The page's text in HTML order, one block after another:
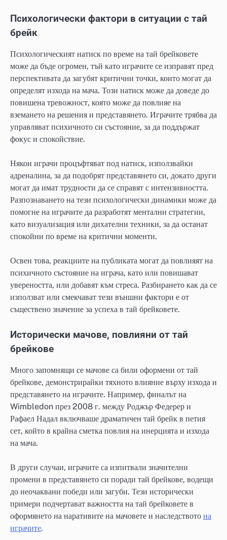
Психологически фактори в ситуации с тай
брейк
Психологическият натиск по време на тай брейковете
може да бъде огромен, тъй като играчите се изправят пред
перспективата да загубят критични точки, които могат да
определят изхода на мача. Този натиск може да доведе до
повишена тревожност, която може да повлияе на
вземането на решения и представянето. Играчите трябва да
управляват психичното си състояние, за да поддържат
фокус и спокойствие.
Някои играчи процъфтяват под натиск, използвайки
адреналина, за да подобрят представянето си, докато други
могат да имат трудности да се справят с интензивността.
Разпознаването на тези психологически динамики може да
помогне на играчите да разработят ментални стратегии,
като визуализация или дихателни техники, за да останат
спокойни по време на критични моменти.
Освен това, реакциите на публиката могат да повлияят на
психичното състояние на играча, като или повишават
увереността, или добавят към стреса. Разбирането как да се
използват или смекчават тези външни фактори е от
съществено значение за успеха в тай брейковете.
Исторически мачове, повлияни от тай
брейкове
Много запомнящи се мачове са били оформени от тай
брейкове, демонстрирайки тяхното влияние върху изхода и
представянето на играчите. Например, финалът на
Wimbledon през 2008 г. между Роджър Федерер и
Рафаел Надал включваше драматичен тай брейк в петия
сет, който в крайна сметка повлия на инерцията и изхода
на мача.
В други случаи, играчите са изпитвали значителни
промени в представянето си поради тай брейкове, водещи
до неочаквани победи или загуби. Тези исторически
примери подчертават важността на тай брейковете в
оформянето на наративите на мачовете и наследството на
играчите.